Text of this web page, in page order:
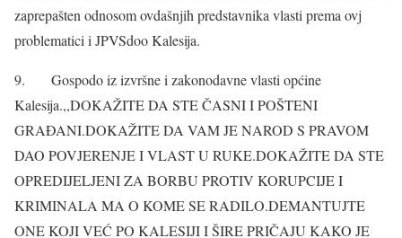
zaprepašten odnosom ovdašnjih predstavnika vlasti prema ovj
problematici i JPVSdoo Kalesija.
9. Gospodo iz izvršne i zakonodavne vlasti općine
Kalesija.,,DOKAŽITE DA STE ČASNI I POŠTENI
GRAĐANI.DOKAŽITE DA VAM JE NAROD S PRAVOM
DAO POVJERENJE I VLAST U RUKE.DOKAŽITE DA STE
OPREDIJELJENI ZA BORBU PROTIV KORUPCIJE I
KRIMINALA MA O KOME SE RADILO.DEMANTUJTE
ONE KOJI VEĆ PO KALESIJI I ŠIRE PRIČAJU KAKO JE